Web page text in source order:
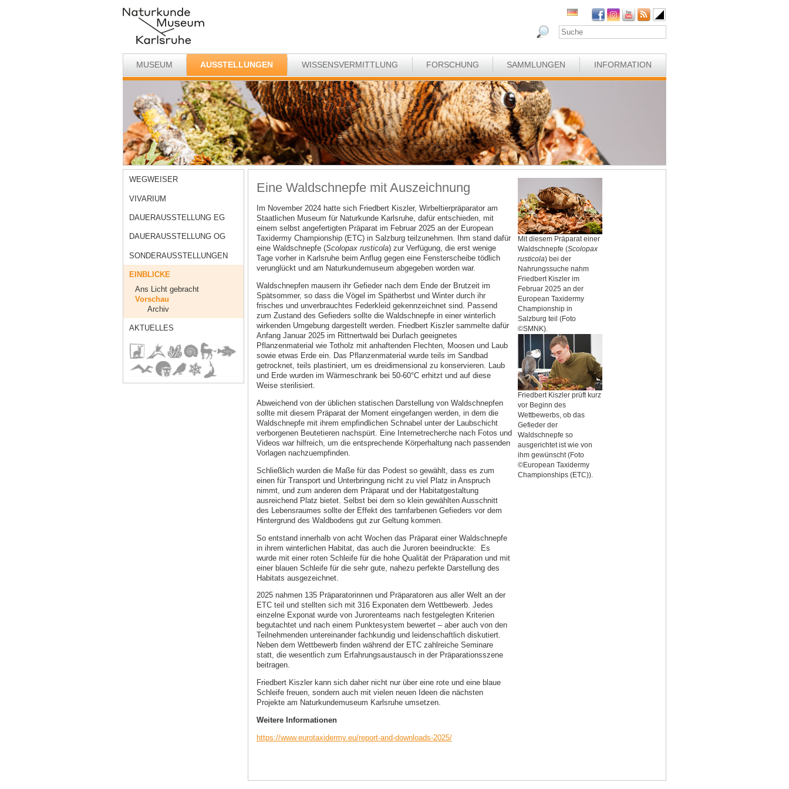
MUSEUM AUSSTELLUNGEN WISSENSVERMITTLUNG FORSCHUNG SAMMLUNGEN INFORMATION
WEGWEISER
VIVARIUM
DAUERAUSSTELLUNG EG
DAUERAUSSTELLUNG OG
SONDERAUSSTELLUNGEN
EINBLICKE
Ans Licht gebracht
Vorschau
Archiv
AKTUELLES
Mit diesem Präparat einer
Waldschnepfe (Scolopax
rusticola) bei der
Nahrungssuche nahm
Friedbert Kiszler im
Februar 2025 an der
European Taxidermy
Championship in
Salzburg teil (Foto
©SMNK).
Friedbert Kiszler prüft kurz
vor Beginn des
Wettbewerbs, ob das
Gefieder der
Waldschnepfe so
ausgerichtet ist wie von
ihm gewünscht (Foto
©European Taxidermy
Championships (ETC)).
Eine Waldschnepfe mit Auszeichnung
Im November 2024 hatte sich Friedbert Kiszler, Wirbeltierpräparator am
Staatlichen Museum für Naturkunde Karlsruhe, dafür entschieden, mit
einem selbst angefertigten Präparat im Februar 2025 an der European
Taxidermy Championship (ETC) in Salzburg teilzunehmen. Ihm stand dafür
eine Waldschnepfe (Scolopax rusticola) zur Verfügung, die erst wenige
Tage vorher in Karlsruhe beim Anflug gegen eine Fensterscheibe tödlich
verunglückt und am Naturkundemuseum abgegeben worden war.
Waldschnepfen mausern ihr Gefieder nach dem Ende der Brutzeit im
Spätsommer, so dass die Vögel im Spätherbst und Winter durch ihr
frisches und unverbrauchtes Federkleid gekennzeichnet sind. Passend
zum Zustand des Gefieders sollte die Waldschnepfe in einer winterlich
wirkenden Umgebung dargestellt werden. Friedbert Kiszler sammelte dafür
Anfang Januar 2025 im Rittnertwald bei Durlach geeignetes
Pflanzenmaterial wie Totholz mit anhaftenden Flechten, Moosen und Laub
sowie etwas Erde ein. Das Pflanzenmaterial wurde teils im Sandbad
getrocknet, teils plastiniert, um es dreidimensional zu konservieren. Laub
und Erde wurden im Wärmeschrank bei 50-60°C erhitzt und auf diese
Weise sterilisiert.
Abweichend von der üblichen statischen Darstellung von Waldschnepfen
sollte mit diesem Präparat der Moment eingefangen werden, in dem die
Waldschnepfe mit ihrem empfindlichen Schnabel unter der Laubschicht
verborgenen Beutetieren nachspürt. Eine Internetrecherche nach Fotos und
Videos war hilfreich, um die entsprechende Körperhaltung nach passenden
Vorlagen nachzuempfinden.
Schließlich wurden die Maße für das Podest so gewählt, dass es zum
einen für Transport und Unterbringung nicht zu viel Platz in Anspruch
nimmt, und zum anderen dem Präparat und der Habitatgestaltung
ausreichend Platz bietet. Selbst bei dem so klein gewählten Ausschnitt
des Lebensraumes sollte der Effekt des tarnfarbenen Gefieders vor dem
Hintergrund des Waldbodens gut zur Geltung kommen.
So entstand innerhalb von acht Wochen das Präparat einer Waldschnepfe
in ihrem winterlichen Habitat, das auch die Juroren beeindruckte: Es
wurde mit einer roten Schleife für die hohe Qualität der Präparation und mit
einer blauen Schleife für die sehr gute, nahezu perfekte Darstellung des
Habitats ausgezeichnet.
2025 nahmen 135 Präparatorinnen und Präparatoren aus aller Welt an der
ETC teil und stellten sich mit 316 Exponaten dem Wettbewerb. Jedes
einzelne Exponat wurde von Jurorenteams nach festgelegten Kriterien
begutachtet und nach einem Punktesystem bewertet – aber auch von den
Teilnehmenden untereinander fachkundig und leidenschaftlich diskutiert.
Neben dem Wettbewerb finden während der ETC zahlreiche Seminare
statt, die wesentlich zum Erfahrungsaustausch in der Präparationsszene
beitragen.
Friedbert Kiszler kann sich daher nicht nur über eine rote und eine blaue
Schleife freuen, sondern auch mit vielen neuen Ideen die nächsten
Projekte am Naturkundemuseum Karlsruhe umsetzen.
Weitere Informationen
https://www.eurotaxidermy.eu/report-and-downloads-2025/